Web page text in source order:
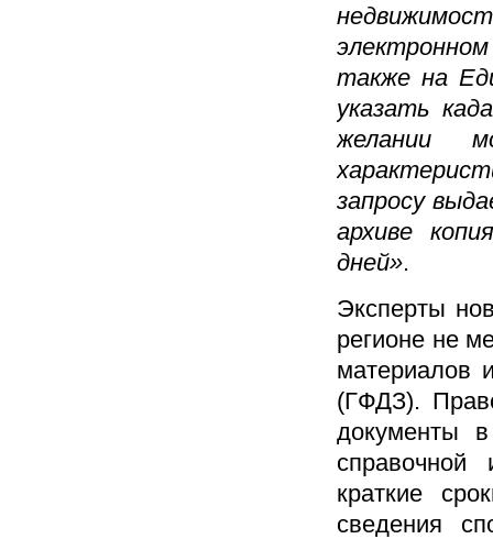
также на
указать
желании
запросу
архиве
дней».
Эксперты
регионе не
материалов
(ГФДЗ).
документы
краткие
сведения